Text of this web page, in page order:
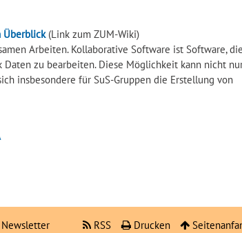
Überblick(Link zum ZUM-Wiki)
Arbeiten. Kollaborative Software ist Software, die
zu bearbeiten. Diese Möglichkeit kann nicht
insbesondere für SuS-Gruppen die Erstellung von
Newsletter RSS Drucken